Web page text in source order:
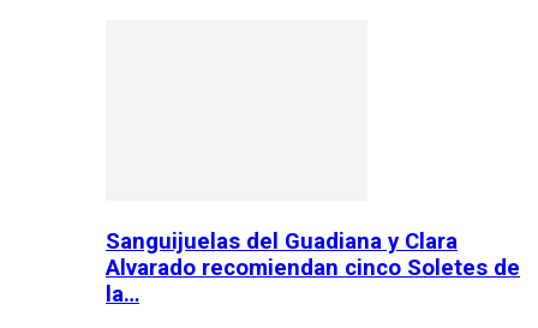
Sanguijuelas del Guadiana y Clara
Alvarado recomiendan cinco Soletes de
la…